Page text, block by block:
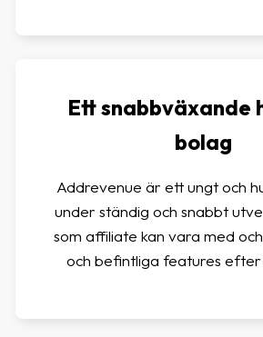
Ett snabbväxande
bolag
Addrevenue är ett ungt och
under ständig och snabbt
som affiliate kan vara med
och befintliga features